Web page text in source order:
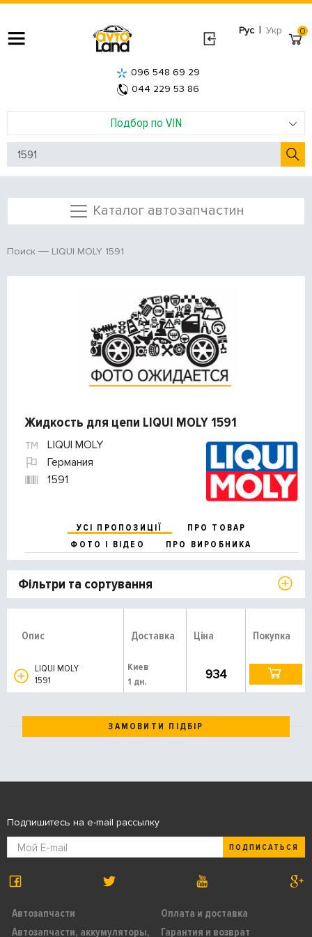
Рус | Укр
Подбор по VIN
096 548 69 29
044 229 53 86
0
Каталог автозапчастин
Поиск LIQUI MOLY 1591
Жидкость для цепи LIQUI MOLY 1591
LIQUI MOLY
Германия
1591
УСІ ПРОПОЗИЦІЇ
ПРО ТОВАР
ФОТО І ВІДЕО
ПРО ВИРОБНИКА
Фільтри та сортування
Опис Доставка Ціна Покупка
LIQUI MOLY
1591
Киев
1 дн.
934
ЗАМОВИТИ ПІДБІР
Автозапчасти
Автозапчасти, аккумуляторы,
Оплата и доставка
Гарантия и возврат
Подпишитесь на e-mail рассылку
ПОДПИСАТЬСЯ